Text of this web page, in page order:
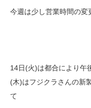
今週は少し営業時間の変
14日(火)は都合により午
(木)はフジクラさんの新
て